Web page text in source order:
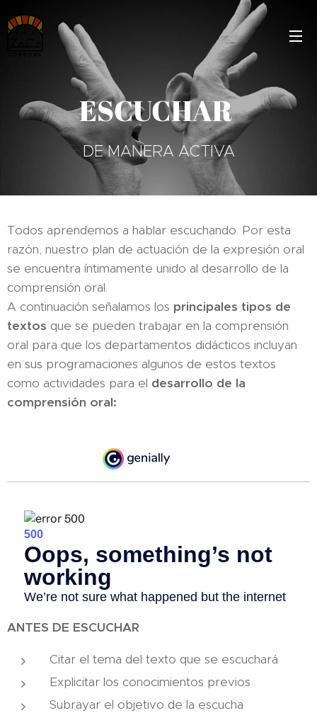
ESCUCHAR
DE MANERA ACTIVA
Todos aprendemos a hablar escuchando. Por esta
razón, nuestro plan de actuación de la expresión oral
se encuentra íntimamente unido al desarrollo de la
comprensión oral.
A continuación señalamos los principales tipos de
textos que se pueden trabajar en la comprensión
oral para que los departamentos didácticos incluyan
en sus programaciones algunos de estos textos
como actividades para el desarrollo de la
comprensión oral:
ANTES DE ESCUCHAR
Citar el tema del texto que se escuchará
Explicitar los conocimientos previos
Subrayar el objetivo de la escucha